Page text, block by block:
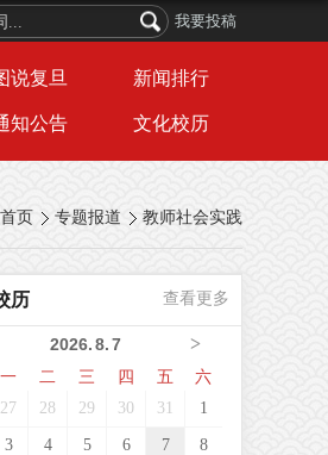
我要投稿
说复旦 新闻排行
知公告 文化校历
首页 专题报道 教师社会实践
历 查看更多
>
2026.8.7
一 二 三 四 五 六
27 28 29 30 31 1
3 4 5 6 7 8